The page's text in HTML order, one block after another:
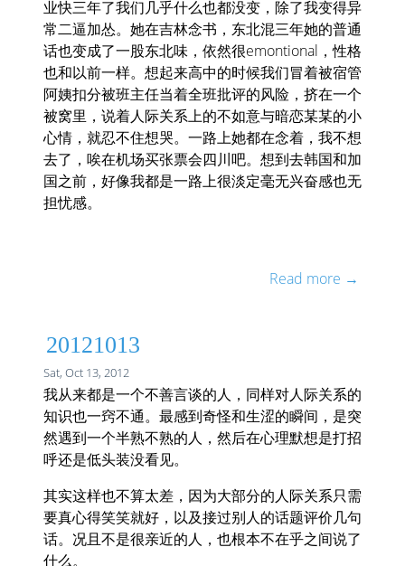
业快三年了我们几乎什么也都没变，除了我变得异
常二逼加怂。她在吉林念书，东北混三年她的普通
话也变成了一股东北味，依然很emontional，性格
也和以前一样。想起来高中的时候我们冒着被宿管
阿姨扣分被班主任当着全班批评的风险，挤在一个
被窝里，说着人际关系上的不如意与暗恋某某的小
心情，就忍不住想哭。一路上她都在念着，我不想
去了，唉在机场买张票会四川吧。想到去韩国和加
国之前，好像我都是一路上很淡定毫无兴奋感也无
担忧感。
Read more →
20121013
Sat, Oct 13, 2012
我从来都是一个不善言谈的人，同样对人际关系的
知识也一窍不通。最感到奇怪和生涩的瞬间，是突
然遇到一个半熟不熟的人，然后在心理默想是打招
呼还是低头装没看见。
其实这样也不算太差，因为大部分的人际关系只需
要真心得笑笑就好，以及接过别人的话题评价几句
话。况且不是很亲近的人，也根本不在乎之间说了
什么。